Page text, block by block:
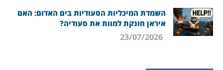
השמדת המיכליות הסעודיות בים האדום: האם
איראן חונקת למוות את סעודיה?